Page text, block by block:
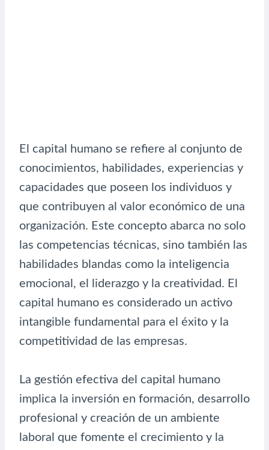
El capital humano se refiere al conjunto de
conocimientos, habilidades, experiencias y
capacidades que poseen los individuos y
que contribuyen al valor económico de una
organización. Este concepto abarca no solo
las competencias técnicas, sino también las
habilidades blandas como la inteligencia
emocional, el liderazgo y la creatividad. El
capital humano es considerado un activo
intangible fundamental para el éxito y la
competitividad de las empresas.
La gestión efectiva del capital humano
implica la inversión en formación, desarrollo
profesional y creación de un ambiente
laboral que fomente el crecimiento y la